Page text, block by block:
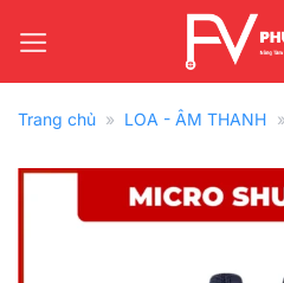
qua
Trang chủ » LOA - ÂM THANH »